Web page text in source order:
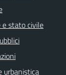
e stato civile
urbanistica